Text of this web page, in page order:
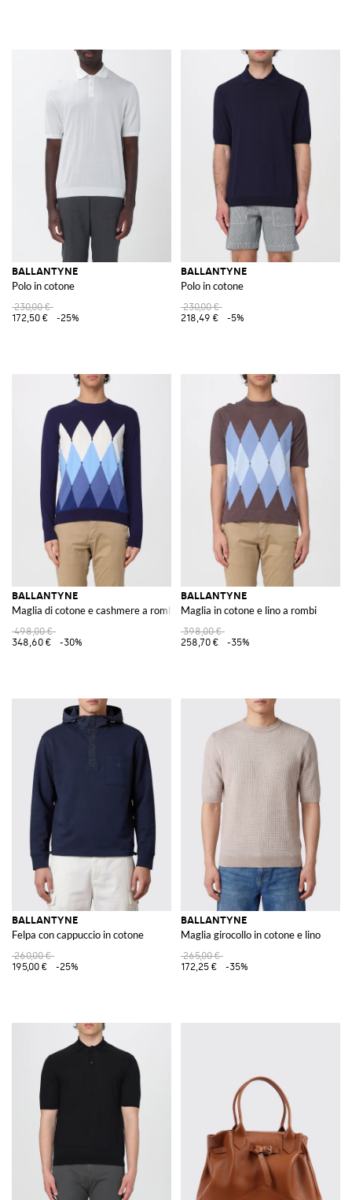
BALLANTYNE
Polo in cotone
230,00 €
172,50 €
-25%
BALLANTYNE
Polo in cotone
230,00 €
218,49 €
-5%
BALLANTYNE
Maglia di cotone e cashmere a rombi
498,00 €
348,60 €
-30%
BALLANTYNE
Maglia in cotone e lino a rombi
398,00 €
258,70 €
-35%
BALLANTYNE
Felpa con cappuccio in cotone
260,00 €
195,00 €
-25%
BALLANTYNE
Maglia girocollo in cotone e lino
265,00 €
172,25 €
-35%